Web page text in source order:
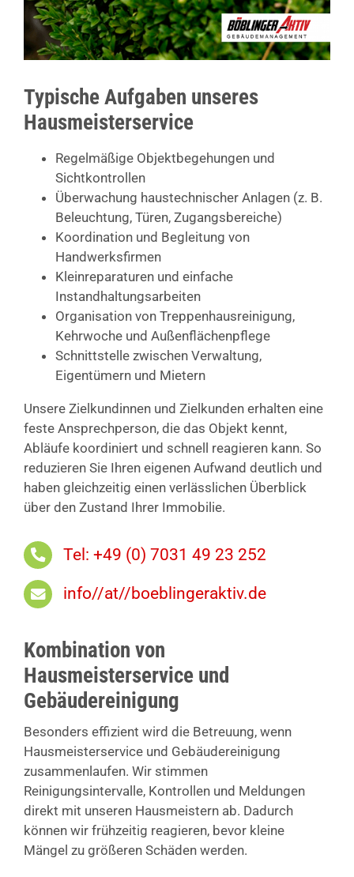
Typische Aufgaben unseres
Hausmeisterservice
Regelmäßige Objektbegehungen und
Sichtkontrollen
Überwachung haustechnischer Anlagen (z. B.
Beleuchtung, Türen, Zugangsbereiche)
Koordination und Begleitung von
Handwerksfirmen
Kleinreparaturen und einfache
Instandhaltungsarbeiten
Organisation von Treppenhausreinigung,
Kehrwoche und Außenflächenpflege
Schnittstelle zwischen Verwaltung,
Eigentümern und Mietern
Unsere Zielkundinnen und Zielkunden erhalten eine
feste Ansprechperson, die das Objekt kennt,
Abläufe koordiniert und schnell reagieren kann. So
reduzieren Sie Ihren eigenen Aufwand deutlich und
haben gleichzeitig einen verlässlichen Überblick
über den Zustand Ihrer Immobilie.
Tel: +49 (0) 7031 49 23 252
info//at//boeblingeraktiv.de
Kombination von
Hausmeisterservice und
Gebäudereinigung
Besonders effizient wird die Betreuung, wenn
Hausmeisterservice und Gebäudereinigung
zusammenlaufen. Wir stimmen
Reinigungsintervalle, Kontrollen und Meldungen
direkt mit unseren Hausmeistern ab. Dadurch
können wir frühzeitig reagieren, bevor kleine
Mängel zu größeren Schäden werden.